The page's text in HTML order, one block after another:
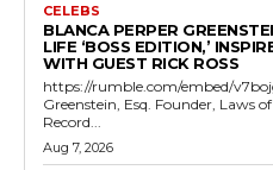
CELEBS
BLANCA PERPER
LIFE ‘BOSS EDITION,’
WITH GUEST RICK ROSS
https://rumble.com/embed/
Greenstein, Esq. Founder, Laws
Record...
Aug 7, 2026